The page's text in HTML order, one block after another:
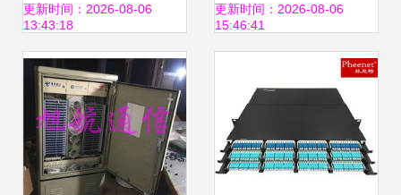
F24 专业布线方案
的关键选择与评测
更新时间：2026-08-06
13:43:18
配线架、光缆交接
箱、光纤分纤箱批
更新时间：2026-08-06
15:46:41